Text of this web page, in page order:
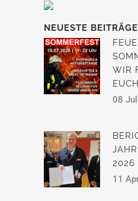
NEUESTE BEITRÄGE
WIR
08
2026
11